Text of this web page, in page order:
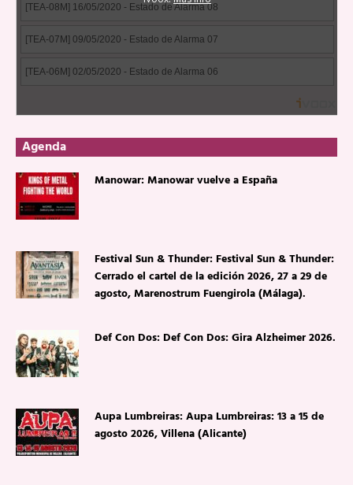
Agenda
Manowar: Manowar vuelve a España
Festival Sun & Thunder: Festival Sun & Thunder:
Cerrado el cartel de la edición 2026, 27 a 29 de
agosto, Marenostrum Fuengirola (Málaga).
Def Con Dos: Def Con Dos: Gira Alzheimer 2026.
Aupa Lumbreiras: Aupa Lumbreiras: 13 a 15 de
agosto 2026, Villena (Alicante)